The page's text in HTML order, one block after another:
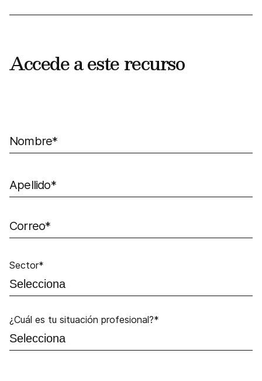
Accede a este recurso
Sector*
¿Cuál es tu situación profesional?*